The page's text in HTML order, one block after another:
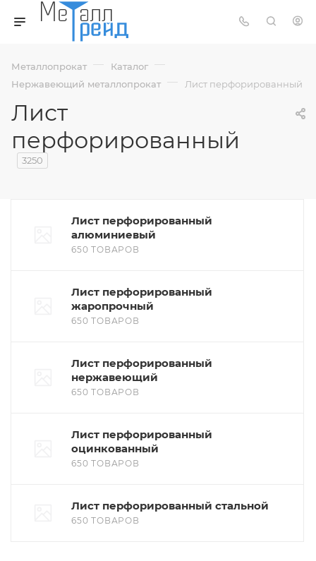
Металлопрокат — Каталог —
Нержавеющий металлопрокат — Лист перфорированный
Лист
перфорированный
3250
Лист перфорированный
алюминиевый
650 ТОВАРОВ
Лист перфорированный
жаропрочный
650 ТОВАРОВ
Лист перфорированный
нержавеющий
650 ТОВАРОВ
Лист перфорированный
оцинкованный
650 ТОВАРОВ
Лист перфорированный стальной
650 ТОВАРОВ